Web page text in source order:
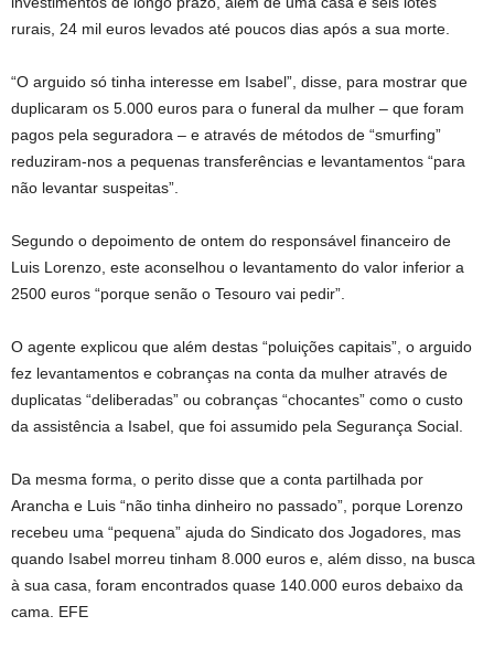
rurais, 24 mil euros levados até poucos dias após a sua morte.
“O arguido só tinha interesse em Isabel”, disse, para mostrar que
duplicaram os 5.000 euros para o funeral da mulher – que foram
pagos pela seguradora – e através de métodos de “smurfing”
reduziram-nos a pequenas transferências e levantamentos “para
não levantar suspeitas”.
Segundo o depoimento de ontem do responsável financeiro de
Luis Lorenzo, este aconselhou o levantamento do valor inferior a
2500 euros “porque senão o Tesouro vai pedir”.
O agente explicou que além destas “poluições capitais”, o arguido
fez levantamentos e cobranças na conta da mulher através de
duplicatas “deliberadas” ou cobranças “chocantes” como o custo
da assistência a Isabel, que foi assumido pela Segurança Social.
Da mesma forma, o perito disse que a conta partilhada por
Arancha e Luis “não tinha dinheiro no passado”, porque Lorenzo
recebeu uma “pequena” ajuda do Sindicato dos Jogadores, mas
quando Isabel morreu tinham 8.000 euros e, além disso, na busca
à sua casa, foram encontrados quase 140.000 euros debaixo da
cama. EFE